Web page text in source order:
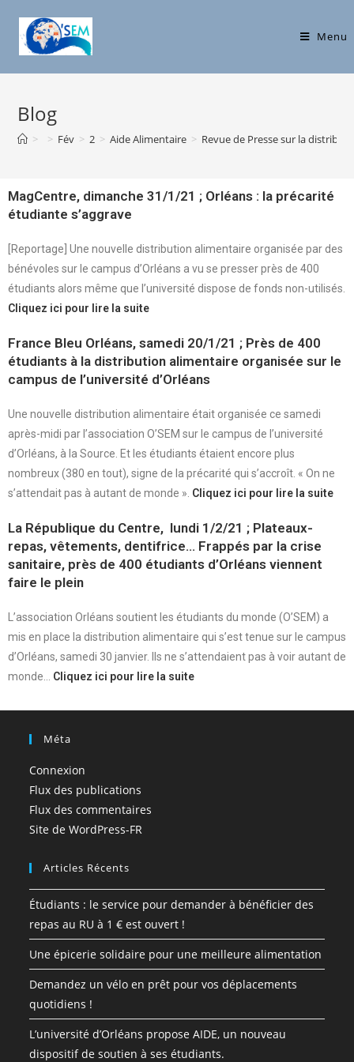
Menu
Blog
> > Fév > 2 > Aide Alimentaire > Revue de Presse sur la
MagCentre, dimanche 31/1/21 ; Orléans : la précarité
étudiante s’aggrave
[Reportage] Une nouvelle distribution alimentaire organisée par des
bénévoles sur le campus d’Orléans a vu se presser près de 400
étudiants alors même que l’université dispose de fonds non-utilisés.
Cliquez ici pour lire la suite
France Bleu Orléans, samedi 20/1/21 ; Près de 400
étudiants à la distribution alimentaire organisée sur le
campus de l’université d’Orléans
Une nouvelle distribution alimentaire était organisée ce samedi
après-midi par l’association O’SEM sur le campus de l’université
d’Orléans, à la Source. Et les étudiants étaient encore plus
nombreux (380 en tout), signe de la précarité qui s’accroît. « On ne
s’attendait pas à autant de monde ». Cliquez ici pour lire la suite
La République du Centre, lundi 1/2/21 ; Plateaux-
repas, vêtements, dentifrice… Frappés par la crise
sanitaire, près de 400 étudiants d’Orléans viennent
faire le plein
L’association Orléans soutient les étudiants du monde (O’SEM) a
mis en place la distribution alimentaire qui s’est tenue sur le campus
d’Orléans, samedi 30 janvier. Ils ne s’attendaient pas à voir autant de
monde… Cliquez ici pour lire la suite
Méta
Connexion
Flux des publications
Flux des commentaires
Site de WordPress-FR
Articles Récents
Étudiants : le service pour demander à bénéficier des
repas au RU à 1 € est ouvert !
Une épicerie solidaire pour une meilleure alimentation
Demandez un vélo en prêt pour vos déplacements
quotidiens !
L’université d’Orléans propose AIDE, un nouveau
dispositif de soutien à ses étudiants.